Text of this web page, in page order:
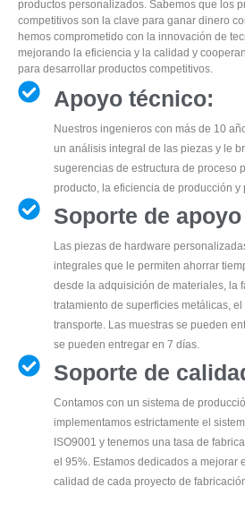
productos personalizados. Sabemos que los
competitivos son la clave para ganar dinero
hemos comprometido con la innovación de
mejorando la eficiencia y la calidad y
para desarrollar productos competitivos.
Apoyo técnico:
Nuestros ingenieros con más de 10
un análisis integral de las piezas y le
sugerencias de estructura de proceso
producto, la eficiencia de producción y
Soporte de
Las piezas de hardware
integrales que le permiten ahorrar
desde la adquisición de materiales, la
tratamiento de superficies metálicas,
transporte. Las muestras se pueden
se pueden entregar en 7 días.
Soporte de
Contamos con un sistema de
implementamos estrictamente el
ISO9001 y tenemos una tasa de
el 95%. Estamos dedicados a mejorar
calidad de cada proyecto de